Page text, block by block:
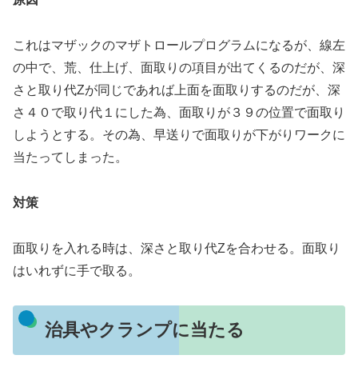
これはマザックのマザトロールプログラムになるが、線左
の中で、荒、仕上げ、面取りの項目が出てくるのだが、深
さと取り代Zが同じであれば上面を面取りするのだが、深
さ４０で取り代１にした為、面取りが３９の位置で面取り
しようとする。その為、早送りで面取りが下がりワークに
当たってしまった。
対策
面取りを入れる時は、深さと取り代Zを合わせる。面取り
はいれずに手で取る。
治具やクランプに当たる